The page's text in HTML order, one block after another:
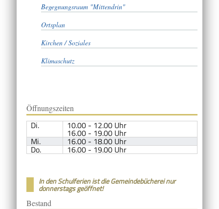
Begegnungsraum "Mittendrin"
Ortsplan
Kirchen / Soziales
Klimaschutz
Öffnungszeiten
Di. 10.00 - 12.00 Uhr
16.00 - 19.00 Uhr
Mi. 16.00 - 18.00 Uhr
Do. 16.00 - 19.00 Uhr
In den Schulferien ist die Gemeindebücherei nur
donnerstags geöffnet!
Bestand